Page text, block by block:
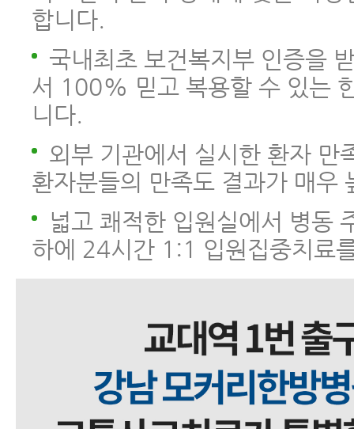
합니다.
국내최초 보건복지부 인증을
서 100% 믿고 복용할 수 있는
니다.
외부 기관에서 실시한 환자 만
환자분들의 만족도 결과가 매우
넓고 쾌적한 입원실에서 병동
하에 24시간 1:1 입원집중치료